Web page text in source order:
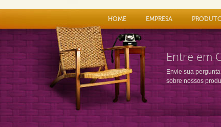
HOME EMPRESA
Entre em
Envie sua
sobre nossos